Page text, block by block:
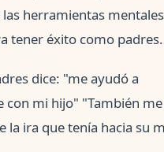
herramientas
tener éxito como padres.
dice: "me ayudó a
con mi hijo" "También
la ira que tenía hacia su